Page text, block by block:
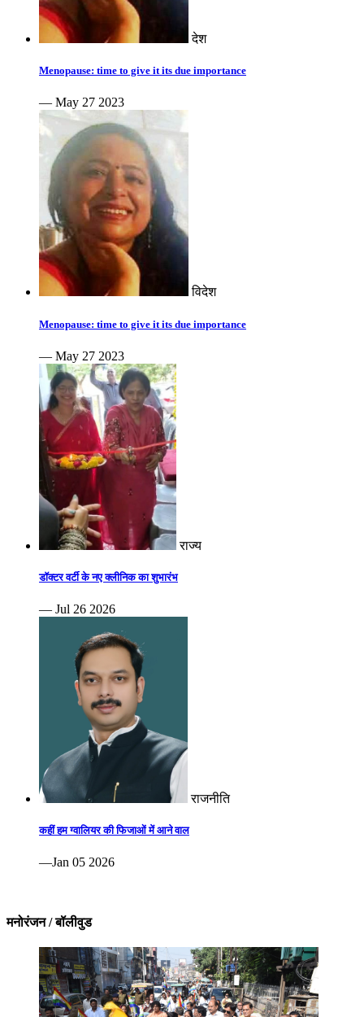
देश
Menopause: time to give it its due importance
— May 27 2023
विदेश
Menopause: time to give it its due importance
— May 27 2023
राज्य
डॉक्टर वर्टी के नए क्लीनिक का शुभारंभ
— Jul 26 2026
राजनीति
कहीं हम ग्वालियर की फिजाओं में आने वाल
—Jan 05 2026
मनोरंजन / बॉलीवुड